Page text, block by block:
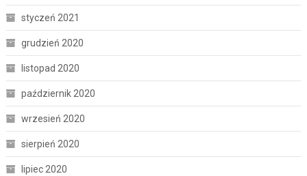
styczeń 2021
grudzień 2020
listopad 2020
październik 2020
wrzesień 2020
sierpień 2020
lipiec 2020